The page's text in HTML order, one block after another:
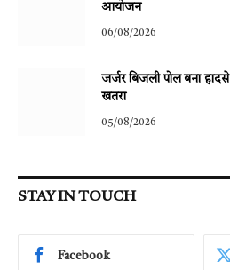
आयोजन
06/08/2026
जर्जर बिजली पोल बना
खतरा
05/08/2026
STAY IN TOUCH
Facebook